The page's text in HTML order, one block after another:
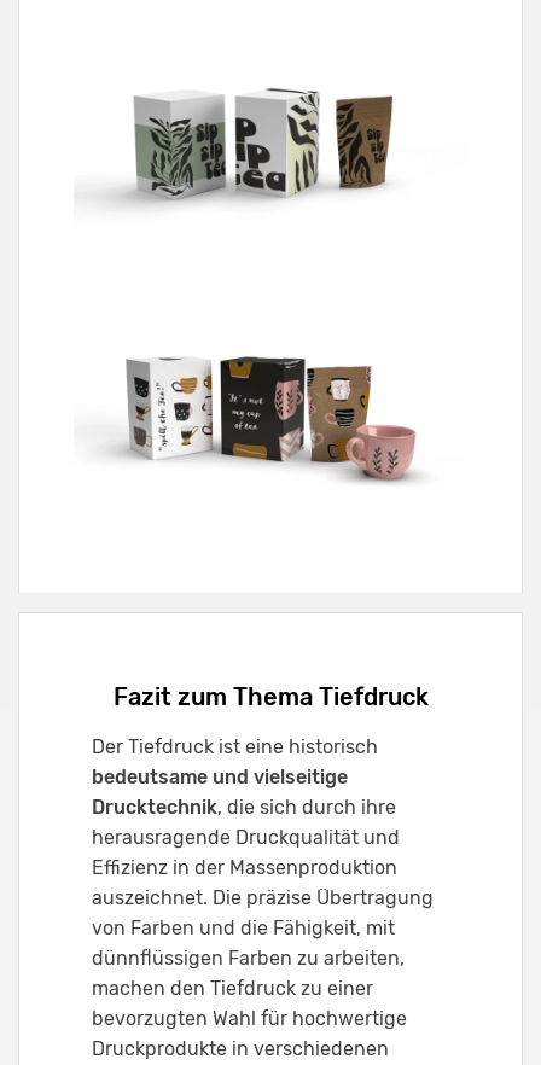
Fazit zum Thema Tiefdruck
Der Tiefdruck ist eine historisch
bedeutsame und vielseitige
Drucktechnik, die sich durch ihre
herausragende Druckqualität und
Effizienz in der Massenproduktion
auszeichnet. Die präzise Übertragung
von Farben und die Fähigkeit, mit
dünnflüssigen Farben zu arbeiten,
machen den Tiefdruck zu einer
bevorzugten Wahl für hochwertige
Druckprodukte in verschiedenen